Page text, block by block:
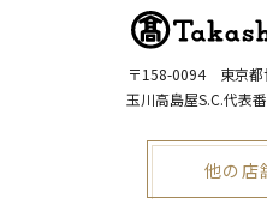
〒158-0094 東京
玉川高島屋S.C.代表番
他の店